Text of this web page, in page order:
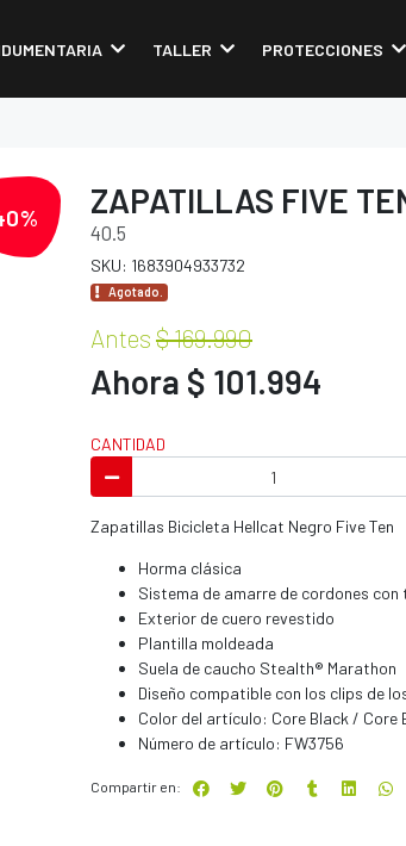
TALLER PROTECCIONES
ZAPATILLAS FIVE
40.5
SKU: 1683904933732
Agotado.
Antes $ 169.990
Ahora $ 101.994
CANTIDAD
Zapatillas Bicicleta Hellcat Negro Five Ten
Horma clásica
Sistema de amarre de cordones
Exterior de cuero revestido
Plantilla moldeada
Suela de caucho Stealth® Marathon
Diseño compatible con los clips de
Color del artículo: Core Black / Core
Número de artículo: FW3756
Compartir en: